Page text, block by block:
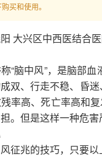
买和使用。
大兴区中西医结合
“脑中风”，是脑部
双、行走不稳、昏
率高、死亡率高和
。但是这样一种危
征兆的技巧，只要